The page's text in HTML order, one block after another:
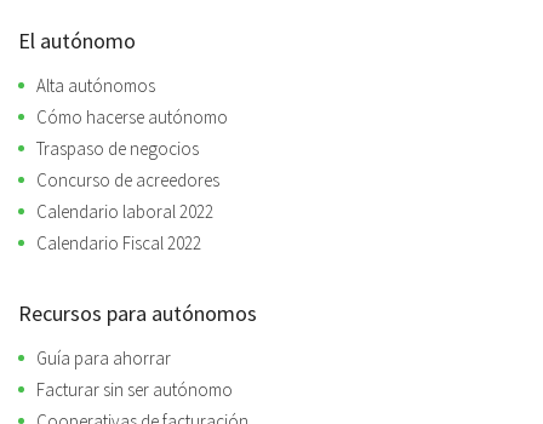
El autónomo
Alta autónomos
Cómo hacerse autónomo
Traspaso de negocios
Concurso de acreedores
Calendario laboral 2022
Calendario Fiscal 2022
Recursos para autónomos
Guía para ahorrar
Facturar sin ser autónomo